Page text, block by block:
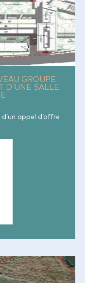
GROUPE
D’UNE SALLE
appel d’offre
DE LA